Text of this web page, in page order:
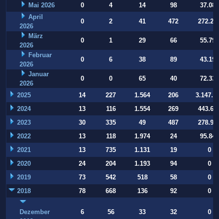
Mai 2026 0 4 14 98
37.084
April
2026
0 2 41 472
März
2026
0 1 29 66
55.794
Februar
2026
0 6 38 89
43.197
Januar
2026
0 0 65 40 72.332
2025 14 227 1.564 206
2024
13 116 1.554 269
2023
30 335 49 487
2022
13 118 1.974 24
95.847
2021
13 735 1.131 19
0
2020
24 204 1.193 94
0
2019
73 542 518 58
0
2018
78 668 136 92 0
Dezember
6 56 33 32 0